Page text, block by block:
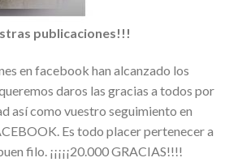
publicaciones!!!
en facebook han alcanzado los
daros las gracias a todos por
así como vuestro seguimiento en
Es todo placer pertenecer a
filo. ¡¡¡¡¡20.000 GRACIAS!!!!